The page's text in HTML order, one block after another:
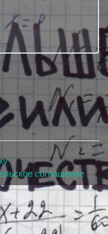
соглашение